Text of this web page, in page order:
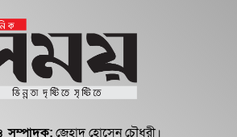
সম্পাদক:জেহাদ হোসেন চৌধুরী।